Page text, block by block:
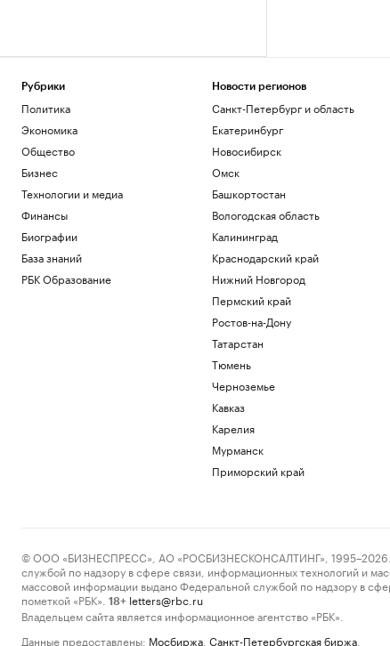
Рубрики
Политика
Экономика
Общество
Бизнес
Технологии и медиа
Финансы
Биографии
База знаний
РБК Образование
Новости регионов
Санкт-Петербург и область
Екатеринбург
Новосибирск
Омск
Башкортостан
Вологодская область
Калининград
Краснодарский край
Нижний Новгород
Пермский край
Ростов-на-Дону
Татарстан
Тюмень
Черноземье
Кавказ
Карелия
Мурманск
Приморский край
© ООО «БИЗНЕСПРЕСС», АО «РОСБИЗНЕСКОНСАЛТИНГ», 1995–2026.
службой по надзору в сфере связи, информационных технологий и
массовой информации выдано Федеральной службой по надзору в
пометкой «РБК».
18+ letters@rbc.ru
Владельцем сайта является информационное агентство «РБК».
Данные предоставлены: Мосбиржа Санкт-Петербургская биржа